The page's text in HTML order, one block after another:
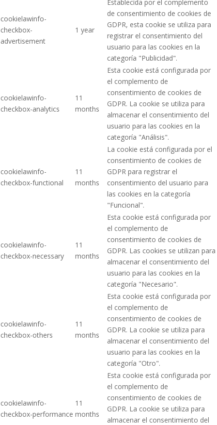
cookielawinfo-
checkbox-
advertisement
1 year
Establecida por el complemento
de consentimiento de cookies de
GDPR, esta cookie se utiliza para
registrar el consentimiento del
usuario para las cookies en la
categoría "Publicidad".
cookielawinfo-
checkbox-analytics
11
months
Esta cookie está configurada por
el complemento de
consentimiento de cookies de
GDPR. La cookie se utiliza para
almacenar el consentimiento del
usuario para las cookies en la
categoría "Análisis".
cookielawinfo-
checkbox-functional
11
months
La cookie está configurada por el
consentimiento de cookies de
GDPR para registrar el
consentimiento del usuario para
las cookies en la categoría
"Funcional".
cookielawinfo-
checkbox-necessary
11
months
Esta cookie está configurada por
el complemento de
consentimiento de cookies de
GDPR. Las cookies se utilizan para
almacenar el consentimiento del
usuario para las cookies en la
categoría "Necesario".
cookielawinfo-
checkbox-others
11
months
Esta cookie está configurada por
el complemento de
consentimiento de cookies de
GDPR. La cookie se utiliza para
almacenar el consentimiento del
usuario para las cookies en la
categoría "Otro".
cookielawinfo-
checkbox-performance
11
months
Esta cookie está configurada por
el complemento de
consentimiento de cookies de
GDPR. La cookie se utiliza para
almacenar el consentimiento del